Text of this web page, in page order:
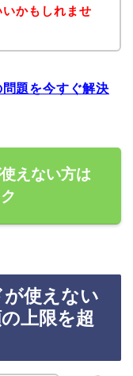
かもしれませ
題を今すぐ解決
えない方は
使えない
上限を超